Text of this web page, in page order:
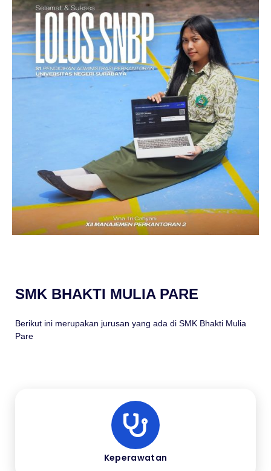
SMK BHAKTI MULIA PARE
Berikut ini merupakan jurusan yang ada di SMK Bhakti Mulia
Pare
Keperawatan